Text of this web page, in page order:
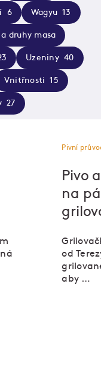
6 Wagyu 13
a druhy masa
Uzeniny 40
Vnitřnosti 15
27
Pivní
Pivo
na
od
aby …